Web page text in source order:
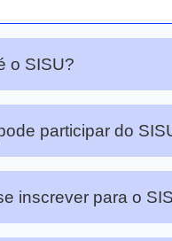
o SISU?
participar do
inscrever para o